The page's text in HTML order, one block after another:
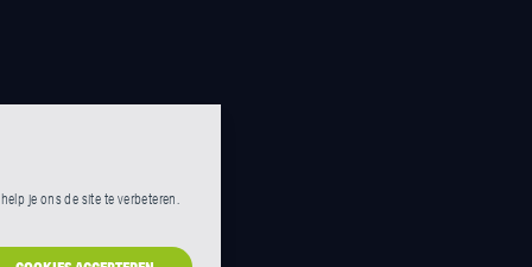
je ons de site te verbeteren.